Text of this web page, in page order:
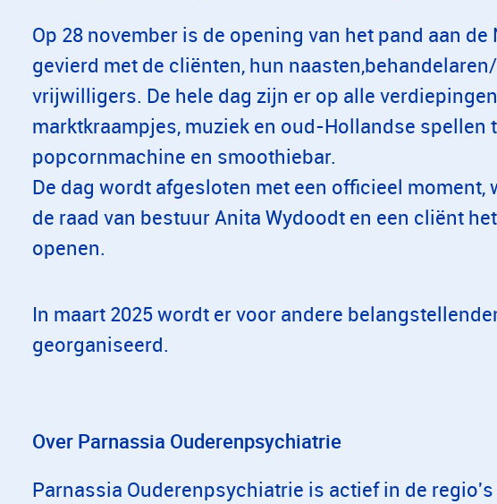
Op 28 november is de opening van het pand aan de
gevierd met de cliënten, hun
vrijwilligers. De hele dag zijn er op alle
marktkraampjes, muziek en oud-Hollandse spellen
popcornmachine en smoothiebar.
De dag wordt afgesloten met een officieel moment,
de raad van bestuur Anita Wydoodt en een cliënt
openen.
In maart 2025 wordt er voor andere
georganiseerd.
Over Parnassia Ouderenpsychiatrie
Parnassia Ouderenpsychiatrie is actief in de